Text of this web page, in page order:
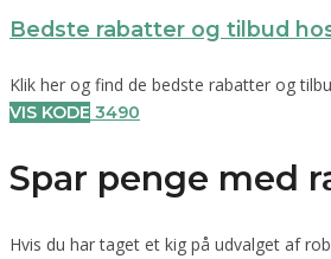
Bedste rabatter og tilbud
Klik her og find de bedste rabatter og
VIS KODE 3490
Spar penge med
Hvis du har taget et kig på udvalget af